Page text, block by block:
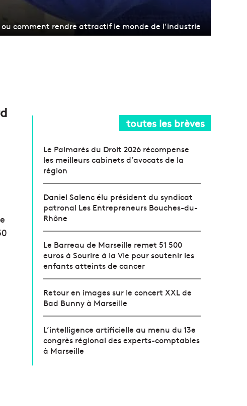
ou comment rendre attractif le monde de l’industrie
toutes les brèves
Le Palmarès du Droit 2026 récompense
les meilleurs cabinets d’avocats de la
région
Daniel Salenc élu président du syndicat
patronal Les Entrepreneurs Bouches-du-
Rhône
Le Barreau de Marseille remet 51 500
euros à Sourire à la Vie pour soutenir les
enfants atteints de cancer
Retour en images sur le concert XXL de
Bad Bunny à Marseille
L’intelligence artificielle au menu du 13e
congrès régional des experts-comptables
à Marseille